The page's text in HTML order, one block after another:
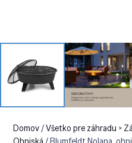
Domov/Všetko pre záhradu >